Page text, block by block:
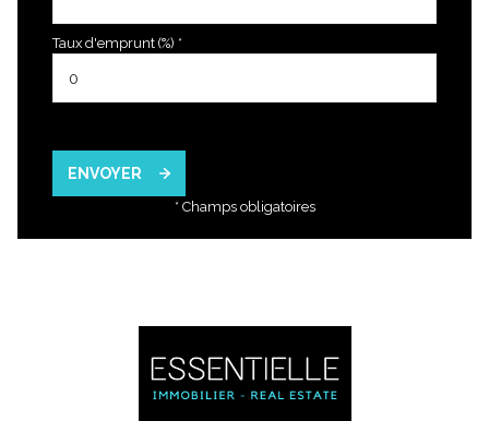
Taux d'emprunt (%) *
ENVOYER
* Champs obligatoires